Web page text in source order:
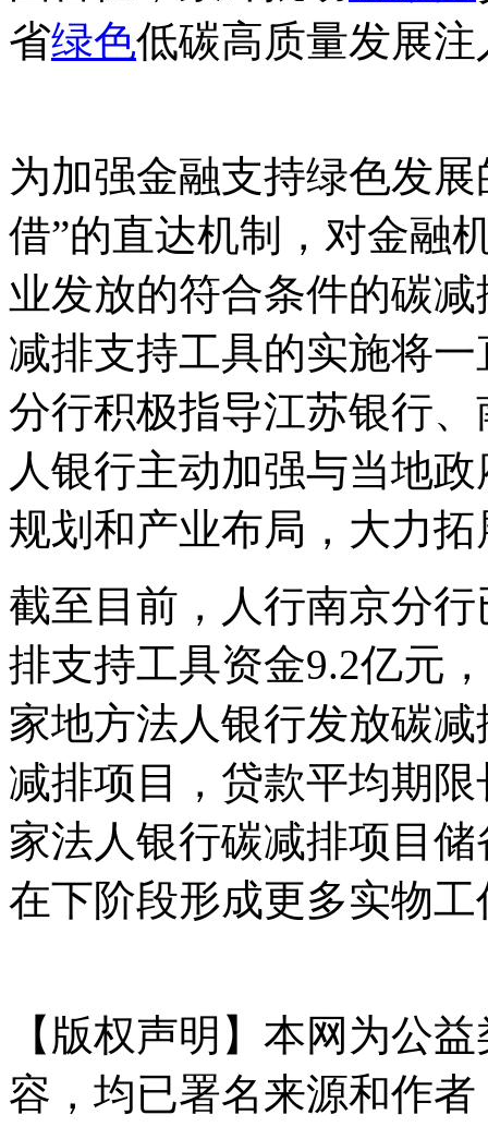
省绿色低碳高质量发展
为加强金融支持绿色发
借”的直达机制，对金融
业发放的符合条件的碳
减排支持工具的实施将
分行积极指导江苏银行
人银行主动加强与当地
规划和产业布局，大力
截至目前，人行南京分
排支持工具资金9.2亿元
家地方法人银行发放碳
减排项目，贷款平均期
家法人银行碳减排项目
在下阶段形成更多实物
【版权声明】本网为公
容，均已署名来源和作